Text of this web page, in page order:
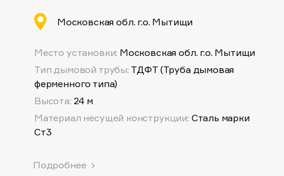
Московская обл. г.о. Мытищи
Место установки: Московская обл. г.о. Мытищи
Тип дымовой трубы: ТДФТ (Труба дымовая
ферменного типа)
Высота: 24 м
Материал несущей конструкции: Сталь марки
Ст3
Подробнее